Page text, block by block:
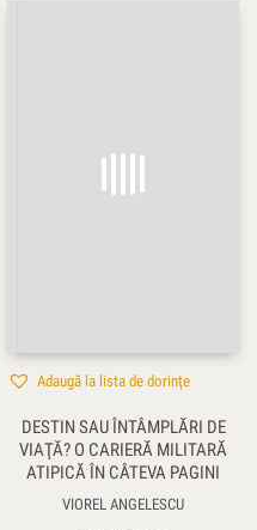
Adaugă la lista de dorințe
DESTIN SAU ÎNTÂMPLĂRI DE
VIAŢĂ? O CARIERĂ MILITARĂ
ATIPICĂ ÎN CÂTEVA PAGINI
VIOREL ANGELESCU